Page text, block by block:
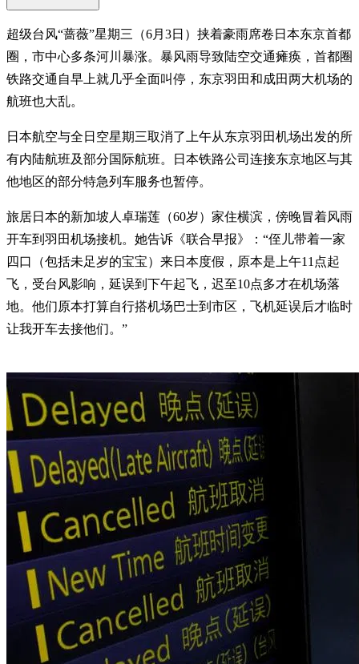
超级台风“蔷薇”星期三（6月3日）挟着豪雨席卷日本东京首都
圈，市中心多条河川暴涨。暴风雨导致陆空交通瘫痪，首都圈
铁路交通自早上就几乎全面叫停，东京羽田和成田两大机场的
航班也大乱。
日本航空与全日空星期三取消了上午从东京羽田机场出发的所
有内陆航班及部分国际航班。日本铁路公司连接东京地区与其
他地区的部分特急列车服务也暂停。
旅居日本的新加坡人卓瑞莲（60岁）家住横滨，傍晚冒着风雨
开车到羽田机场接机。她告诉《联合早报》：“侄儿带着一家
四口（包括未足岁的宝宝）来日本度假，原本是上午11点起
飞，受台风影响，延误到下午起飞，迟至10点多才在机场落
地。他们原本打算自行搭机场巴士到市区，飞机延误后才临时
让我开车去接他们。”